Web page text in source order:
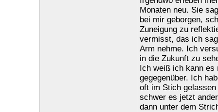
Monaten neu. Sie
bei mir geborgen,
Zuneigung zu
vermisst, das ich
Arm nehme. Ich
in die Zukunft zu
Ich weiß ich kann es
gegegenüber. Ich
oft im Stich
schwer es jetzt
dann unter dem